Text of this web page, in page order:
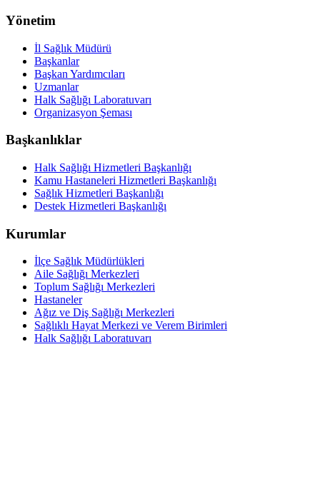
Yönetim
İl Sağlık Müdürü
Başkanlar
Başkan Yardımcıları
Uzmanlar
Halk Sağlığı Laboratuvarı
Organizasyon Şeması
Başkanlıklar
Halk Sağlığı Hizmetleri Başkanlığı
Kamu Hastaneleri Hizmetleri Başkanlığı
Sağlık Hizmetleri Başkanlığı
Destek Hizmetleri Başkanlığı
Kurumlar
İlçe Sağlık Müdürlükleri
Aile Sağlığı Merkezleri
Toplum Sağlığı Merkezleri
Hastaneler
Ağız ve Diş Sağlığı Merkezleri
Sağlıklı Hayat Merkezi ve Verem Birimleri
Halk Sağlığı Laboratuvarı